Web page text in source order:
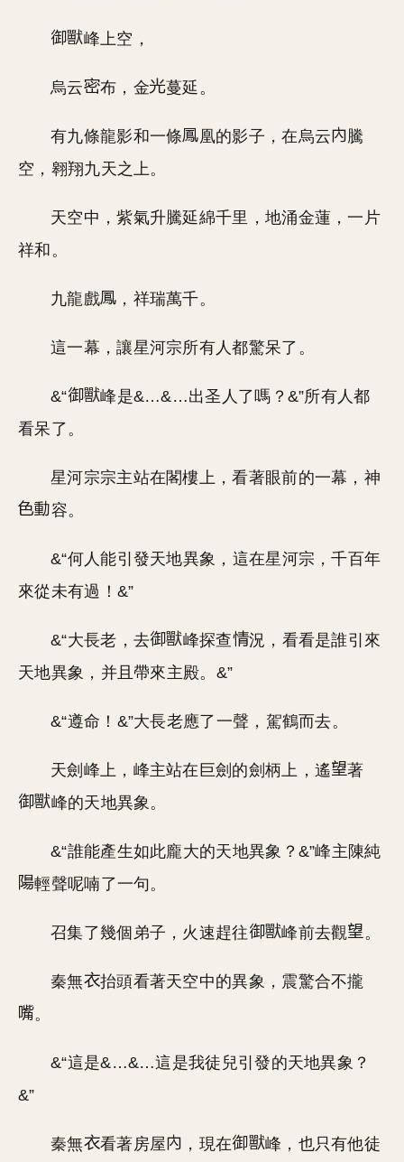
峰上空，
烏云 布，金 蔓延。
有九條龍影和一條 凰的影子，在烏云
騰
空，翱翔九天之上。
天空中，紫氣升騰延綿千里，地涌金蓮，一片
祥和。
九龍戲 ，祥瑞萬千。
這一幕，讓星河宗所有人都驚呆了。
&“
峰是&…&…出圣人了嗎？&”所有人都
看呆了。
星河宗宗主站在閣樓上，看著眼前的一幕，神
容。
&“何人能引發天地異象，這在星河宗，千百年
來從未有過！&”
&“大長老，去 峰探查
況，看看是誰引來
天地異象，并且帶來主殿。&”
&“遵命！&”大長老應了一聲，駕鶴而去。
天劍峰上，峰主站在巨劍的劍柄上，遙
著
峰的天地異象。
&“誰能產生如此龐大的天地異象？&”峰主陳純
輕聲呢喃了一句。
召集了幾個弟子，火速趕往 峰前去觀 。
秦無
抬頭看著天空中的異象，震驚合不攏
。
&“這是&…&…這是我徒兒引發的天地異象？
&”
秦無 看著房屋 ，現在 峰，也只有他徒